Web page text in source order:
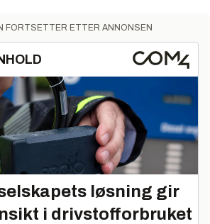
FORTSETTER ETTER ANNONSEN
løsning gir
i drivstofforbruket